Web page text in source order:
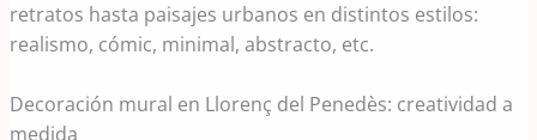
retratos hasta paisajes urbanos en distintos estilos:
realismo, cómic, minimal, abstracto, etc.
Decoración mural en Llorenç del Penedès: creatividad a
medida